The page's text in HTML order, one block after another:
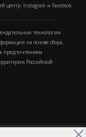
центр. Instagram и Facebook
технологии
на основе сбора,
предпочтениям
Российской